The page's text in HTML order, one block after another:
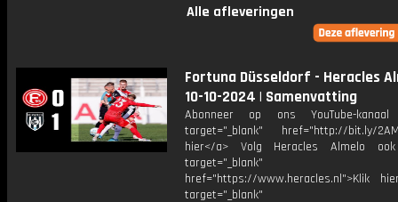
Alle afleveringen
Fortuna Düsseldorf - Heracles
10-10-2024 | Samenvatting
Abonneer op ons YouTube-
target="_blank" href="http://bit.ly/
hier</a> Volg Heracles Almelo
target="_blank"
href="https://www.heracles.nl">Klik
target="_blank"